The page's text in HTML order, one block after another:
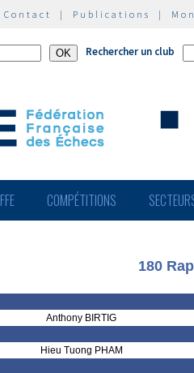
Contact | Publications |
Rechercher un club
FFE COMPÉTITIONS
180
Anthony BIRTIG
Hieu Tuong PHAM